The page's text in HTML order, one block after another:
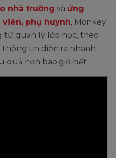
nhà trường và ứng
phụ huynh, Monkey
từ quản lý lớp học, theo
thông tin diễn ra nhanh
quả hơn bao giờ hết.